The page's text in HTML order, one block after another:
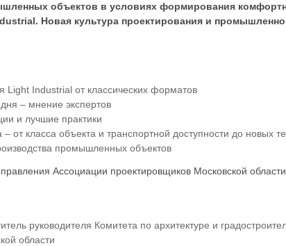
объектов в условиях формирования
Новая культура проектирования и
Light Industrial от классических форматов
– мнение экспертов
и лучшие практики
от класса объекта и транспортной доступности до новых
промышленных объектов
Ассоциации проектировщиков Московской
руководителя Комитета по архитектуре и
области